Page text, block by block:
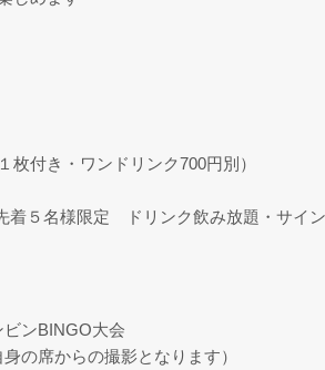
枚付き・ワンドリンク700円別）
着５名様限定 ドリンク飲み放題・サイ
ンBINGO大会
の席からの撮影となります）